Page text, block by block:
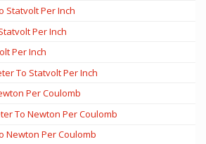
Statvolt Per Inch
Per Inch
Per Inch
To Statvolt Per Inch
Per Coulomb
To Newton Per Coulomb
Newton Per Coulomb